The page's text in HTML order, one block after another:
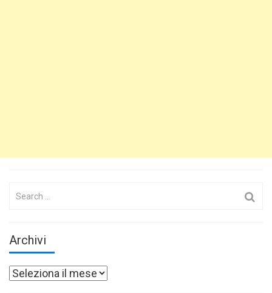
Search
Archivi
Archivi